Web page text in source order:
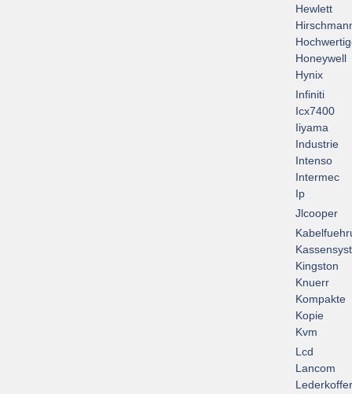
Hewlett
Honeywell
Hynix
Infiniti
Icx7400
Iiyama
Industrie
Intenso
Intermec
Ip
Jlcooper
Kingston
Knuerr
Kompakte
Kopie
Kvm
Lcd
Lancom
Lederkoffer